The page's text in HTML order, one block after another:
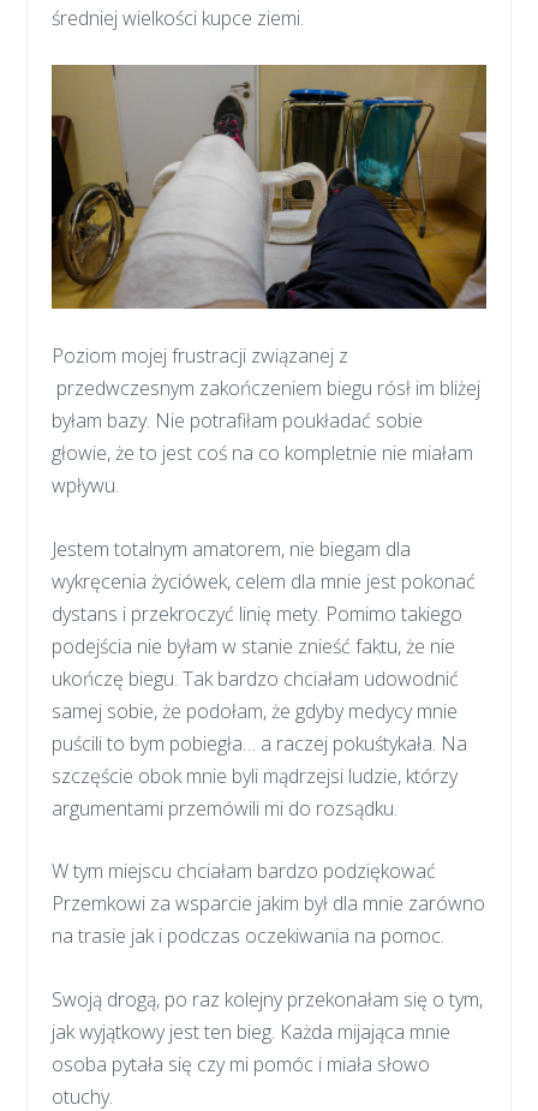
średniej wielkości kupce ziemi.
Poziom mojej frustracji związanej z
przedwczesnym zakończeniem biegu rósł im bliżej
byłam bazy. Nie potrafiłam poukładać sobie
głowie, że to jest coś na co kompletnie nie miałam
wpływu.
Jestem totalnym amatorem, nie biegam dla
wykręcenia życiówek, celem dla mnie jest pokonać
dystans i przekroczyć linię mety. Pomimo takiego
podejścia nie byłam w stanie znieść faktu, że nie
ukończę biegu. Tak bardzo chciałam udowodnić
samej sobie, że podołam, że gdyby medycy mnie
puścili to bym pobiegła… a raczej pokuśtykała. Na
szczęście obok mnie byli mądrzejsi ludzie, którzy
argumentami przemówili mi do rozsądku.
W tym miejscu chciałam bardzo podziękować
Przemkowi za wsparcie jakim był dla mnie zarówno
na trasie jak i podczas oczekiwania na pomoc.
Swoją drogą, po raz kolejny przekonałam się o tym,
jak wyjątkowy jest ten bieg. Każda mijająca mnie
osoba pytała się czy mi pomóc i miała słowo
otuchy.